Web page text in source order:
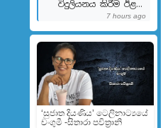
විදුලියනය කිරීම ඊළඟ​
7 hours ago
‘සුජාත දියණිය’ ටෙලිනාට්‍යයේ
චංගුමී -සිතාරා පවිත්‍රානි